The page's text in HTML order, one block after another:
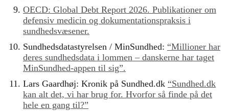
OECD: Global Debt Report 2026. Publikationer om
defensiv medicin og dokumentationspraksis i
sundhedsvæsener.
Sundhedsdatastyrelsen / MinSundhed: “Millioner har
deres sundhedsdata i lommen – danskerne har taget
MinSundhed-appen til sig”.
Lars Gaardhøj: Kronik på Sundhed.dk “Sundhed.dk
kan alt det, vi har brug for. Hvorfor så finde på det
hele en gang til?”